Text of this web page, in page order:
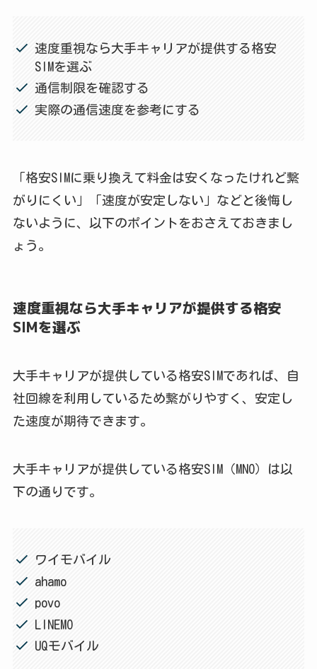
速度重視なら大手キャリアが提供する格安
SIMを選ぶ
通信制限を確認する
実際の通信速度を参考にする
「格安SIMに乗り換えて料金は安くなったけれど繋
がりにくい」「速度が安定しない」などと後悔し
ないように、以下のポイントをおさえておきまし
ょう。
速度重視なら大手キャリアが提供する格安
SIMを選ぶ
大手キャリアが提供している格安SIMであれば、自
社回線を利用しているため繋がりやすく、安定し
た速度が期待できます。
大手キャリアが提供している格安SIM（MNO）は以
下の通りです。
ワイモバイル
ahamo
povo
LINEMO
UQモバイル